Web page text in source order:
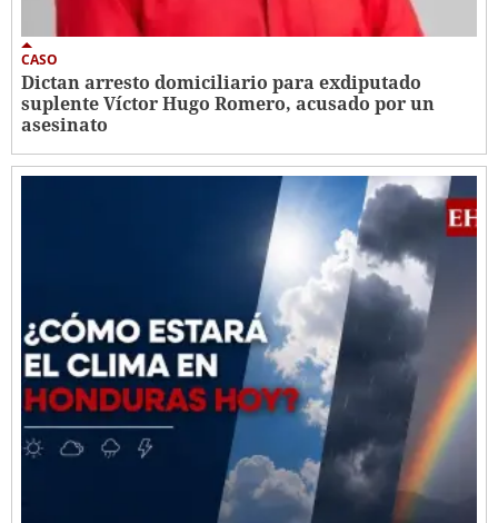
CASO
Dictan arresto domiciliario para exdiputado
suplente Víctor Hugo Romero, acusado por un
asesinato